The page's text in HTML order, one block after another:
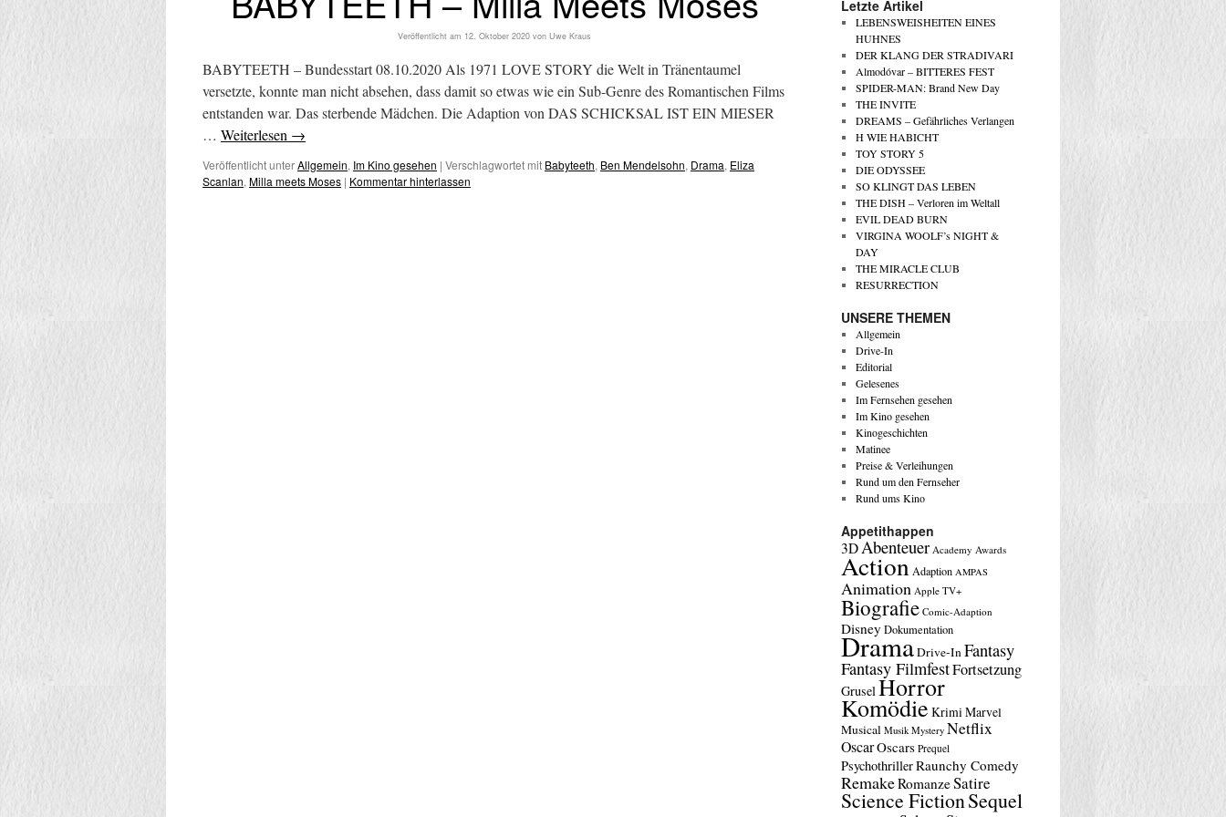
Veröffentlicht am 12. Oktober 2020 von Uwe Kraus
BABYTEETH – Bundesstart 08.10.2020 Als 1971 LOVE STORY die Welt in Tränentaumel
versetzte, konnte man nicht absehen, dass damit so etwas wie ein Sub-Genre des Romantischen Films
entstanden war. Das sterbende Mädchen. Die Adaption von DAS SCHICKSAL IST EIN MIESER
… Weiterlesen →
Veröffentlicht unterAllgemein, Im Kino gesehen | Verschlagwortet mit Babyteeth, Ben Mendelsohn, Drama, Eliza
Scanlan, Milla meets Moses | Kommentar hinterlassen
Letzte Artikel
LEBENSWEISHEITEN EINES
HUHNES
DER KLANG DER STRADIVARI
Almodóvar – BITTERES FEST
SPIDER-MAN: Brand New Day
THE INVITE
DREAMS – Gefährliches Verlangen
H WIE HABICHT
TOY STORY 5
DIE ODYSSEE
SO KLINGT DAS LEBEN
THE DISH – Verloren im Weltall
EVIL DEAD BURN
VIRGINA WOOLF’s NIGHT &
DAY
THE MIRACLE CLUB
RESURRECTION
UNSERE THEMEN
Allgemein
Drive-In
Editorial
Gelesenes
Im Fernsehen gesehen
Im Kino gesehen
Kinogeschichten
Matinee
Preise & Verleihungen
Rund um den Fernseher
Rund ums Kino
Appetithappen
3DAbenteuer Academy Awards
Action Adaption AMPAS
Animation Apple TV+
Biografie Comic-Adaption
Disney Dokumentation
DramaDrive-InFantasy
Fantasy FilmfestFortsetzung
GruselHorror
Komödie KrimiMarvel
Musical Musik Mystery Netflix
OscarOscars Prequel
PsychothrillerRaunchy Comedy
RemakeRomanzeSatire
Science FictionSequel